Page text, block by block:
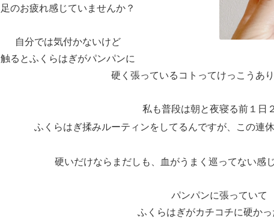
足のお疲れ感じていませんか？
自分では気付かないけど
触るとふくらはぎがパンパンに
硬く張っているコトってけっこうあ
私も普段は朝と夜寝る前１日
ふくらはぎ揉みルーティンをしてるんですが、
この連
硬いだけならまだしも、 血がうまく巡ってない感
パンパンに張っていて
ふくらはぎがカチコチに硬か